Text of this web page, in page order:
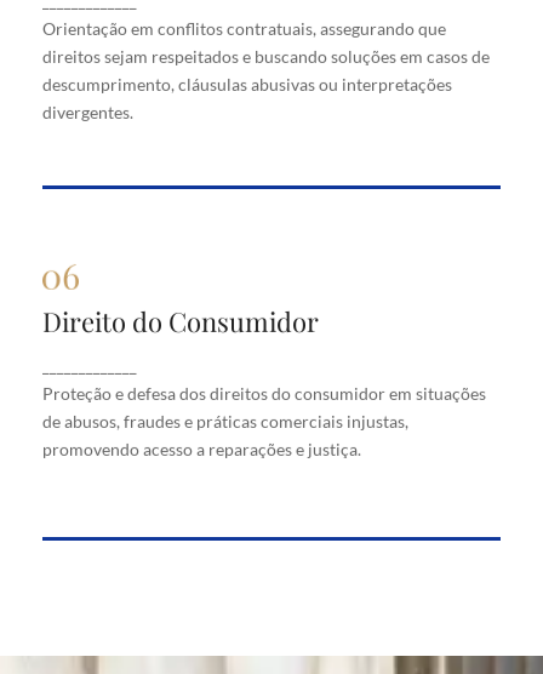
Orientação em conflitos contratuais, assegurando que
direitos sejam respeitados e buscando soluções em casos de
descumprimento, cláusulas abusivas ou interpretações
divergentes.
que direitos sejam respeitados e buscando soluções
em casos de descumprimento, cláusulas abusivas
ou interpretações divergentes.
Direito do Consumidor
Proteção e defesa dos direitos do consumidor em situações
de abusos, fraudes e práticas comerciais injustas,
promovendo acesso a reparações e justiça.
Direito do Consumidor
situações de abusos, fraudes e práticas comerciais
injustas, promovendo acesso a reparações e justiça.